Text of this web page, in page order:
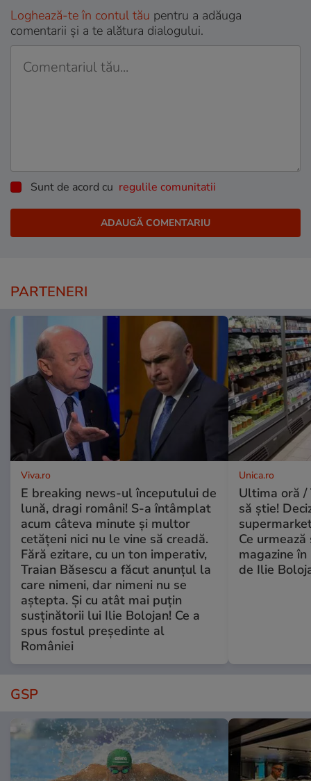
Loghează-te în contul tău pentru a adăuga
comentarii și a te alătura dialogului.
Sunt de acord cu regulile comunitatii
PARTENERI
Viva.ro
E breaking news-ul începutului de
lună, dragi români! S-a întâmplat
acum câteva minute și multor
cetățeni nici nu le vine să creadă.
Fără ezitare, cu un ton imperativ,
Traian Băsescu a făcut anunțul la
care nimeni, dar nimeni nu se
aștepta. Și cu atât mai puțin
susținătorii lui Ilie Bolojan! Ce a
spus fostul președinte al
României
Unica.ro
Ultima oră /
să știe!
Ce
magazine
de Ilie
GSP